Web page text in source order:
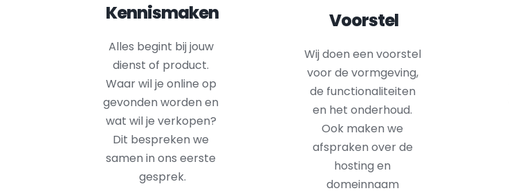
Kennismaken
Alles begint bij jouw
dienst of product.
Waar wil je online op
gevonden worden en
wat wil je verkopen?
Dit bespreken we
samen in ons eerste
gesprek.
Voorstel
Wij doen een voorstel
voor de vormgeving,
de functionaliteiten
en het onderhoud.
Ook maken we
afspraken over de
hosting en
domeinnaam